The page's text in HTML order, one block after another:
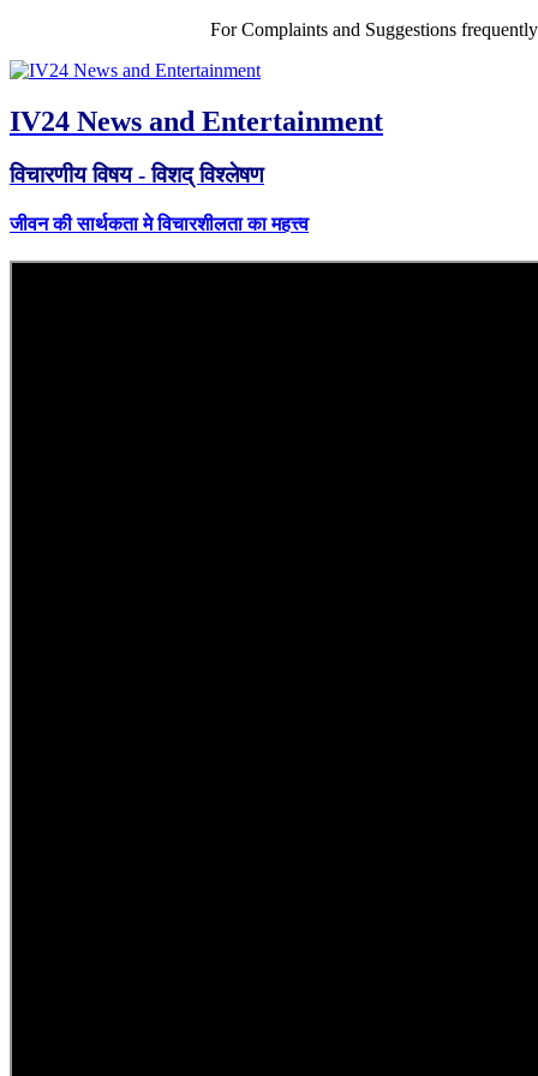
For Complaints and Suggestions
IV24 News and Entertainment
विचारणीय विषय - विशद् विश्लेषण
जीवन की सार्थकता मे विचारशीलता का महत्त्व